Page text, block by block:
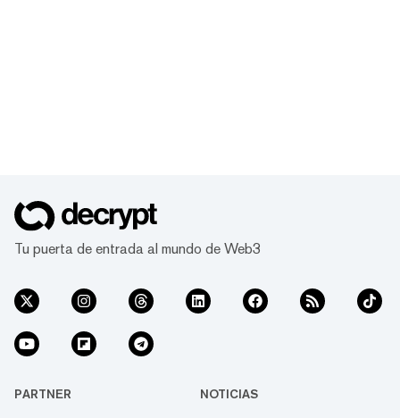
Tu puerta de entrada al mundo de Web3
PARTNER NOTICIAS